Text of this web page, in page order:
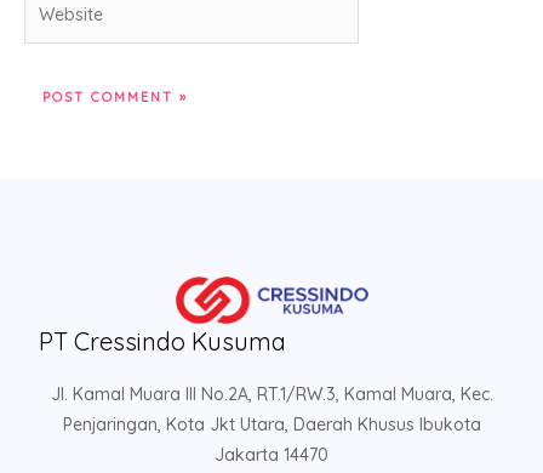
PT Cressindo Kusuma
Jl. Kamal Muara III No.2A, RT.1/RW.3, Kamal Muara, Kec.
Penjaringan, Kota Jkt Utara, Daerah Khusus Ibukota
Jakarta 14470